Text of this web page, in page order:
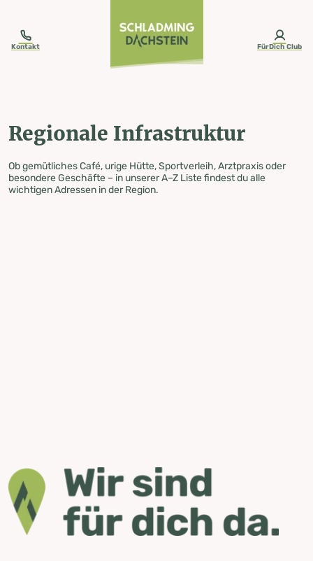
Kontakt FürDich Club
Regionale Infrastruktur
Ob gemütliches Café, urige Hütte, Sportverleih, Arztpraxis oder
besondere Geschäfte – in unserer A–Z Liste findest du alle
wichtigen Adressen in der Region.